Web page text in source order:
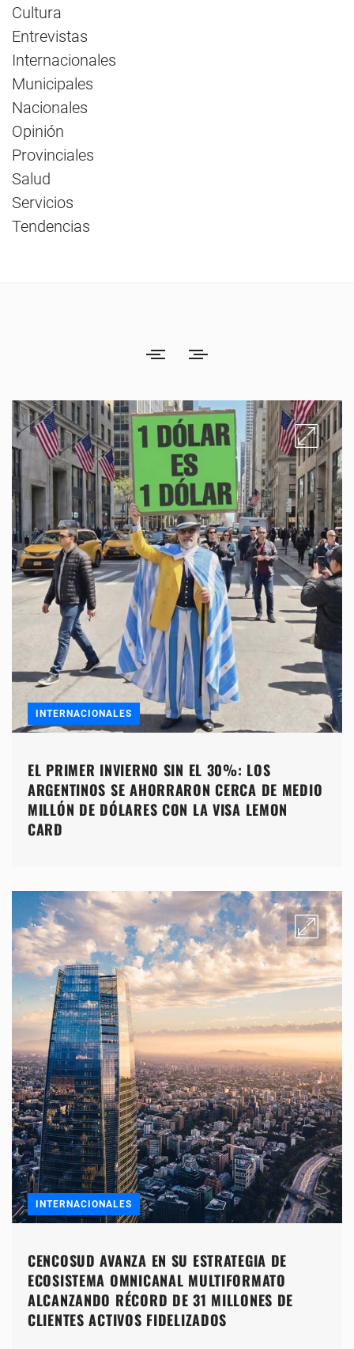
Cultura
Entrevistas
Internacionales
Municipales
Nacionales
Opinión
Provinciales
Salud
Servicios
Tendencias
INTERNACIONALES
EL PRIMER INVIERNO SIN EL 30%: LOS
ARGENTINOS SE AHORRARON CERCA DE MEDIO
MILLÓN DE DÓLARES CON LA VISA LEMON
CARD
INTERNACIONALES
CENCOSUD AVANZA EN SU ESTRATEGIA DE
ECOSISTEMA OMNICANAL MULTIFORMATO
ALCANZANDO RÉCORD DE 31 MILLONES DE
CLIENTES ACTIVOS FIDELIZADOS